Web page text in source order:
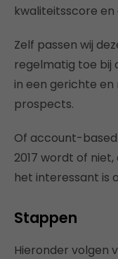
kwaliteitsscore
Zelf passen wij
regelmatig toe bij
in een gerichte
prospects.
Of account-
2017 wordt of
het interessant is
Stappen
Hieronder volgen